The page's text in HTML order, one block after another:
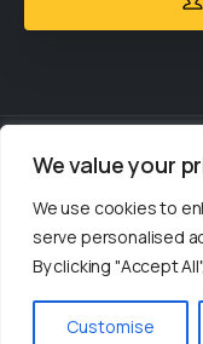
We value your
We use cookies to
serve personalised
By clicking "Accept
Customise
Unique Sales©
Unique Sales bir